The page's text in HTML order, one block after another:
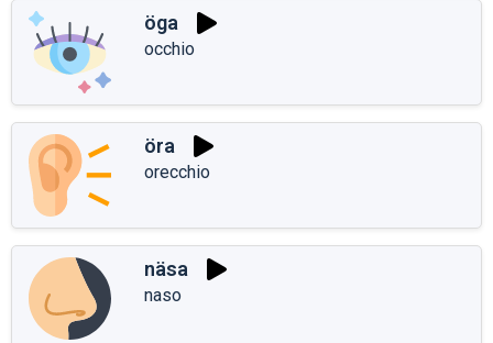
öga
occhio
öra
orecchio
näsa
naso